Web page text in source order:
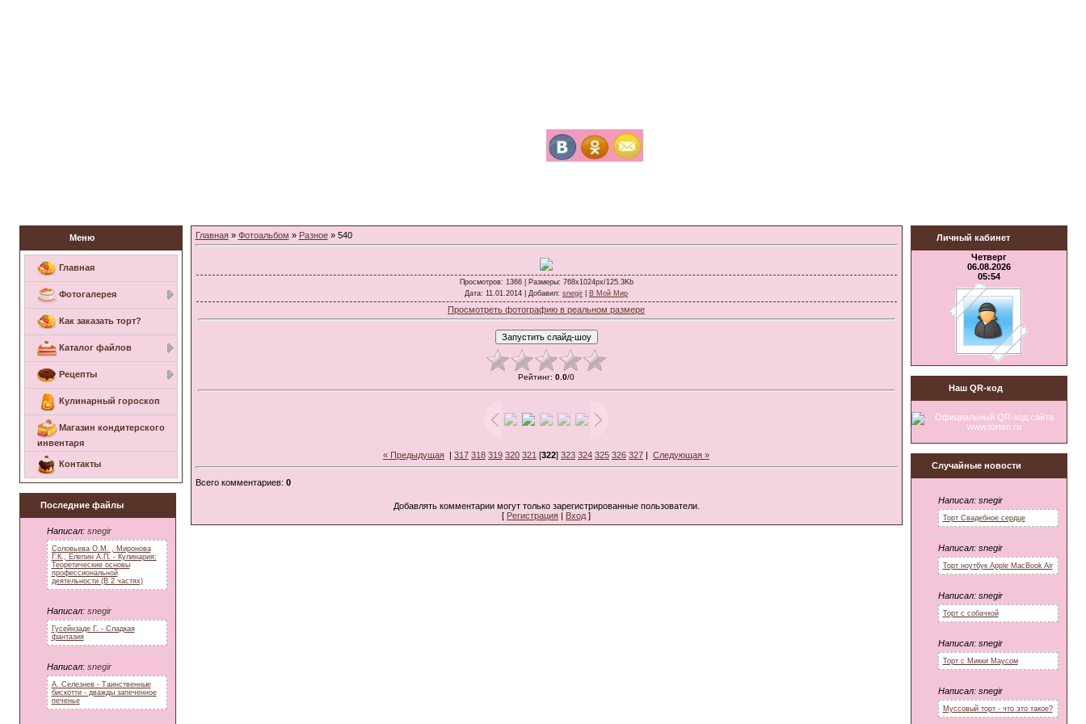
Меню
Главная
Фотогалерея
Как заказать торт?
Каталог файлов
Рецепты
Кулинарный гороскоп
Магазин кондитерского
инвентаря
Контакты
Последние файлы
Написал: snegir
Соловьева О.М. , Миронова
Г.К., Елепин А.П. - Кулинария:
Теоретические основы
профессиональной
деятельности (В 2 частях)
Написал: snegir
Гусейнзаде Г. - Сладкая
фантазия
Написал: snegir
А. Селезнев - Таинственные
бискотти - дважды запеченное
печенье
Главная» Фотоальбом » Разное» 540
Просмотров: 1366 | Размеры: 768x1024px/125.3Kb
Дата: 11.01.2014 | Добавил: snegir В Мой Мир
Просмотреть фотографию в реальном размере
Рейтинг: 0.0/0
« Предыдущая | 317 318 319 320 321 [322] 323 324 325 326 327 | Следующая »
Всего комментариев: 0
Добавлять комментарии могут только зарегистрированные пользователи.
[ Регистрация Вход ]
Личный кабинет
Четверг
06.08.2026
05:54
Наш QR-код
Случайные новости
Написал: snegir
Торт Свадебное сердце
Написал: snegir
Торт ноутбук Apple MacBook Air
Написал: snegir
Торт с собачкой
Написал: snegir
Торт с Микки Маусом
Написал: snegir
Муссовый торт - что это такое?